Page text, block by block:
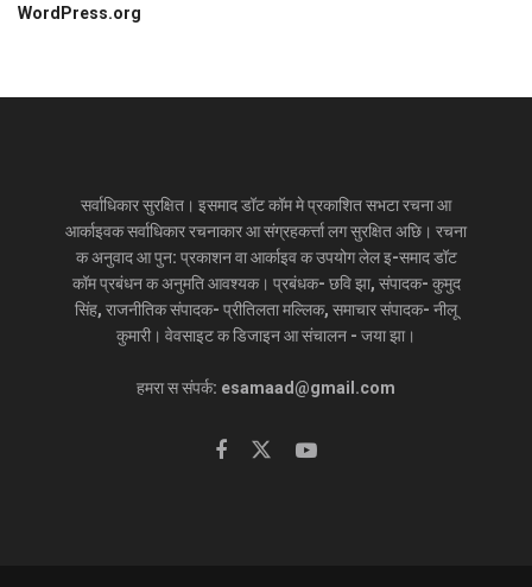
WordPress.org
सर्वाधिकार सुरक्षित। इसमाद डॉट कॉम मे प्रकाशित सभटा रचना आ
आर्काइवक सर्वाधिकार रचनाकार आ संग्रहकर्त्ता लग सुरक्षित अछि। रचना
क अनुवाद आ पुन: प्रकाशन वा आर्काइव क उपयोग लेल इ-समाद डॉट
कॉम प्रबंधन क अनुमति आवश्यक। प्रबंधक- छवि झा, संपादक- कुमुद
सिंह, राजनीतिक संपादक- प्रीतिलता मल्लिक, समाचार संपादक- नीलू
कुमारी। वेवसाइट क डिजाइन आ संचालन - जया झा।
हमरा स संपर्क: esamaad@gmail.com